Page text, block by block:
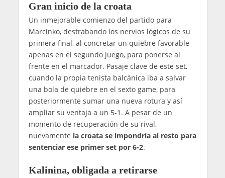
Gran inicio de la croata
Un inmejorable comienzo del partido para
Marcinko, destrabando los nervios lógicos de su
primera final, al concretar un quiebre favorable
apenas en el segundo juego, para ponerse al
frente en el marcador. Pasaje clave de este set,
cuando la propia tenista balcánica iba a salvar
una bola de quiebre en el sexto game, para
posteriormente sumar una nueva rotura y así
ampliar su ventaja a un 5-1. A pesar de un
momento de recuperación de su rival,
nuevamente la croata se impondría al resto para
sentenciar ese primer set por 6-2.
Kalinina, obligada a retirarse